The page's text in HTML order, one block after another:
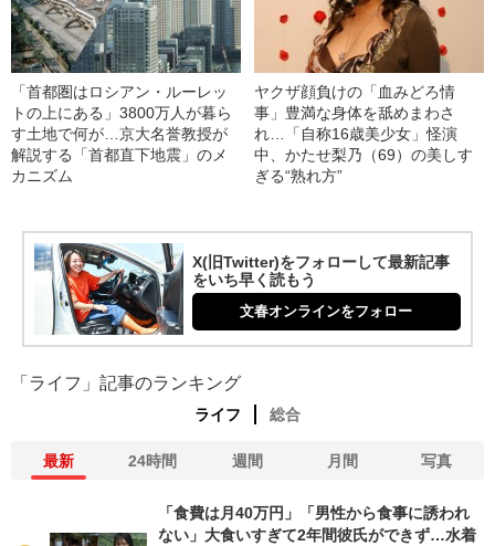
「首都圏はロシアン・ルーレッ
トの上にある」3800万人が暮ら
す土地で何が…京大名誉教授が
解説する「首都直下地震」のメ
カニズム
ヤクザ顔負けの「血みどろ情
事」豊満な身体を舐めまわさ
れ…「自称16歳美少女」怪演
中、かたせ梨乃（69）の美しす
ぎる“熟れ方”
X(旧Twitter)をフォローして最新記事
をいち早く読もう
文春オンラインをフォロー
「ライフ」記事のランキング
ライフ 総合
最新 24時間 週間 月間 写真
「食費は月40万円」「男性から食事に誘われ
ない」大食いすぎて2年間彼氏ができず…水着